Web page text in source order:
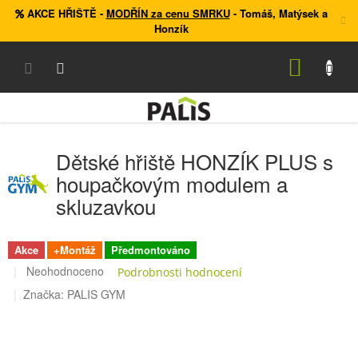
Přejít
obsah
AKCE HŘIŠTĚ- MODŘÍN za cenu SMRKU- Tomáš, Matýsek a
Honzík
Dětské hřiště HONZÍK PLUS s
houpačkovým modulem a
skluzavkou
Akce +Montáž Předmontováno
Průměrné
produktu
Neohodnoceno Podrobnosti hodnocení
Značka: PALIS GYM